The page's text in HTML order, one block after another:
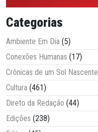
Categorias
Ambiente Em Dia (5)
Conexões Humanas (17)
Crônicas de um Sol Nascente
Cultura (461)
Direto da Redação (44)
Edições (238)